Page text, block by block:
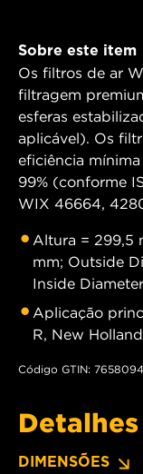
Sobre este item
Os filtros de ar
filtragem
esferas
aplicável). Os
eficiência
99% (conforme
WIX 46664,
Altura = 299,5
mm; Outside
Inside
Aplicação
R, New
Código GTIN:
DIMENSÕES